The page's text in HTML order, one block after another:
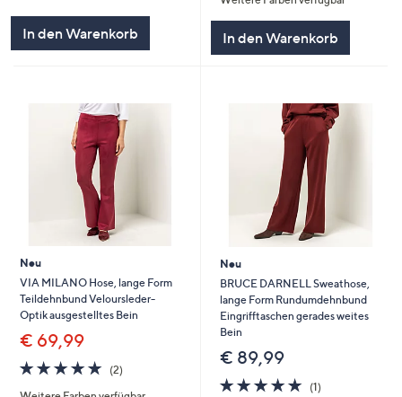
5
In den Warenkorb In den Warenkorb
Neu
VIA MILANO Hose, lange Form
Teildehnbund Veloursleder-
Optik ausgestelltes Bein
€ 69,99
5.0
von
(2)2
Neu
BRUCE DARNELL Sweathose,
lange Form Rundumdehnbund
Eingrifftaschen gerades weites
Bein
€ 89,99
5.0
(1)1